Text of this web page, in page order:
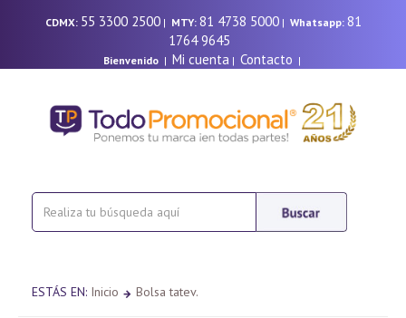
CDMX: 55 3300 2500| MTY: 81 4738 5000| Whatsapp: 81
1764 9645
Bienvenido| Mi cuenta | Contacto |
ESTÁS EN: Inicio Bolsa tatev.